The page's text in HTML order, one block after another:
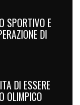
SPORTIVO E
DI
DI ESSERE
OLIMPICO